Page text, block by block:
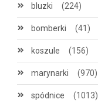
bluzki (224)
bomberki (41)
koszule (156)
marynarki (970)
spódnice (1013)